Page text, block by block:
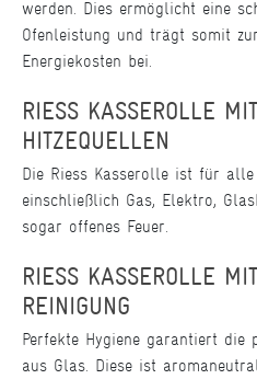
werden. Dies ermöglicht eine
Ofenleistung und trägt somit
Energiekosten bei.
RIESS KASSEROLLE
HITZEQUELLEN
Die Riess Kasserolle ist für alle
einschließlich Gas, Elektro,
sogar offenes Feuer.
RIESS KASSEROLLE
REINIGUNG
Perfekte Hygiene garantiert die
aus Glas. Diese ist